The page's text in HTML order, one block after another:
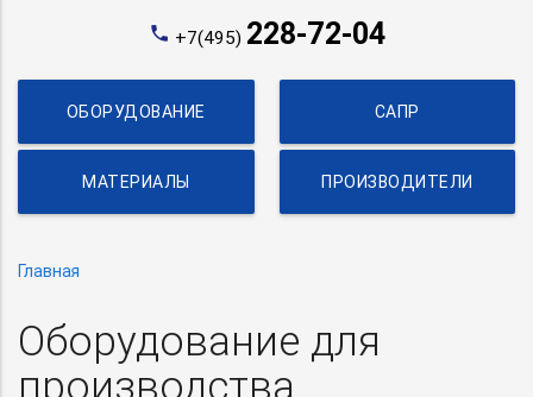
phone +7(495) 228-72-04
ОБОРУДОВАНИЕ САПР
МАТЕРИАЛЫ ПРОИЗВОДИТЕЛИ
Главная
Оборудование для
производства